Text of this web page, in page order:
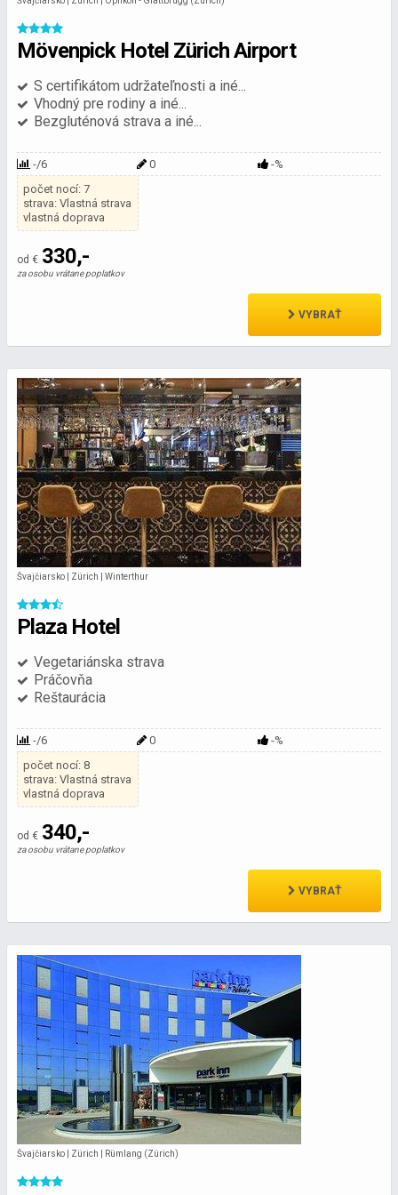
Mövenpick Hotel Zürich Airport
S certifikátom udržateľnosti a iné...
Vhodný pre rodiny a iné...
Bezgluténová strava a iné...
-/6 0
-%
počet nocí: 7
strava: Vlastná strava
vlastná doprava
od € 330,-
za osobu vrátane poplatkov
VYBRAŤ
Švajčiarsko | Zürich | Winterthur
Plaza Hotel
Vegetariánska strava
Práčovňa
Reštaurácia
-/6 0
-%
počet nocí: 8
strava: Vlastná strava
vlastná doprava
od € 340,-
za osobu vrátane poplatkov
VYBRAŤ
Švajčiarsko | Zürich | Rümlang (Zürich)